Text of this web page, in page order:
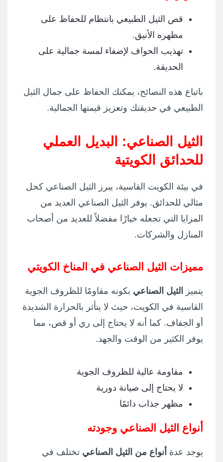
قص الثيل الطبيعي بانتظام للحفاظ على
مظهره الأنيق.
تهذيب الحواف لإضفاء لمسة جمالية على
الحديقة.
باتباع هذه النصائح، يمكنك الحفاظ على جمال الثيل
الطبيعي في حديقتك وتعزيز قيمتها الجمالية.
الثيل الصناعي: البديل العملي
للحدائق الكويتية
في بيئة الكويت القاسية، يبرز الثيل الصناعي كحل
مثالي للحدائق. يوفر الثيل الصناعي العديد من
المزايا التي تجعله خيارًا مفضلاً للعديد من أصحاب
المنازل والشركات.
مميزات الثيل الصناعي في المناخ الكويتي
يتميز الثيل الصناعي بكونه مقاومًا للظروف الجوية
القاسية في الكويت، حيث لا يتأثر بالحرارة الشديدة
أو الجفاف. كما أنه لا يحتاج إلى ري أو قص، مما
يوفر الكثير من الوقت والجهد.
مقاومة عالية للظروف الجوية
لا يحتاج إلى صيانة دورية
مظهر جذاب دائمًا
أنواع الثيل الصناعي وجودته
يوجد عدة أنواع من الثيل الصناعي تختلف في